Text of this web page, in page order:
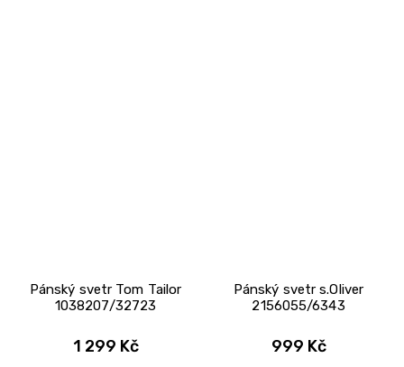
Pánský svetr Tom Tailor
1038207/32723
1 299 Kč
Pánský svetr s.Oliver
2156055/6343
999 Kč